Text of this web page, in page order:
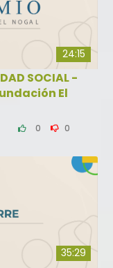
24:15
SOCIAL -
El
0 0
35:29